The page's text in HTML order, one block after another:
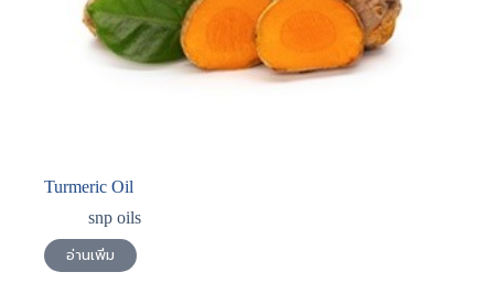
Turmeric Oil
snp oils
อ่านเพิ่ม